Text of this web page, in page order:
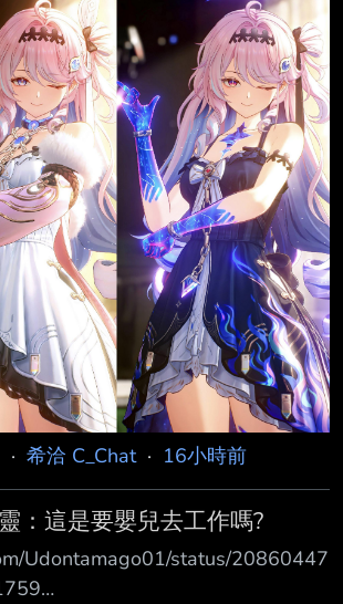
-- https://i.imgur.com/bPQxLsS.jpeg
· 希洽 C_Chat· 16小時前
：這是要嬰兒去工作嗎?
Udontamago01/status/20860447